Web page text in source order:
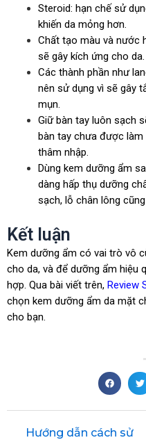
Steroid: hạn chế sử
khiến da mỏng hơn.
Chất tạo màu và nước
sẽ gây kích ứng cho da.
Các thành phần như
nên sử dụng vì sẽ gây
mụn.
Giữ bàn tay luôn sạch
bàn tay chưa được làm
thâm nhập.
Dùng kem dưỡng ẩm
dàng hấp thụ dưỡng
sạch, lỗ chân lông
Kết luận
Kem dưỡng ẩm có vai trò vô
cho da, và để dưỡng ẩm hiệu
hợp. Qua bài viết trên, Review
chọn kem dưỡng ẩm da mặt
cho bạn.
Prev
Hướng dẫn cách sử